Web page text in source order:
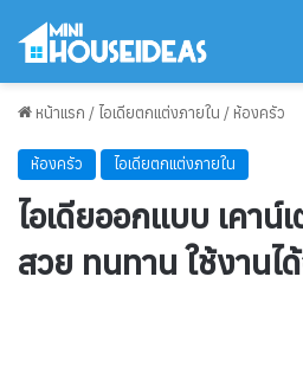
หน้าแรก / ไอเดียตกแต่งภายใน / ห้องครัว
ห้องครัว ไอเดียตกแต่งภายใน
ไอเดียออกแบบ เคาน์
สวย ทนทาน ใช้งานไ